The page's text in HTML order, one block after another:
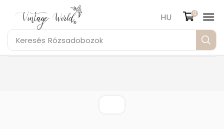
Keresés Rózsadobozok
HU 0